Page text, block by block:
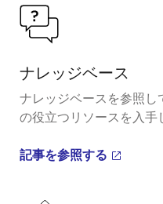
ナレッジベース
ナレッジベースを参照し
の役立つリソースを入手
記事を参照する